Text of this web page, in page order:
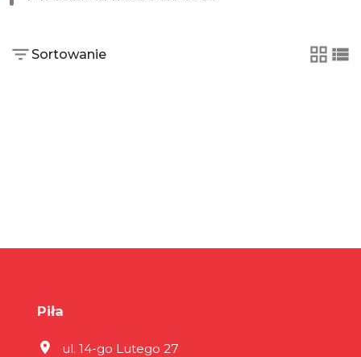
Sortowanie
tabela
Piła
ul. 14-go Lutego 27